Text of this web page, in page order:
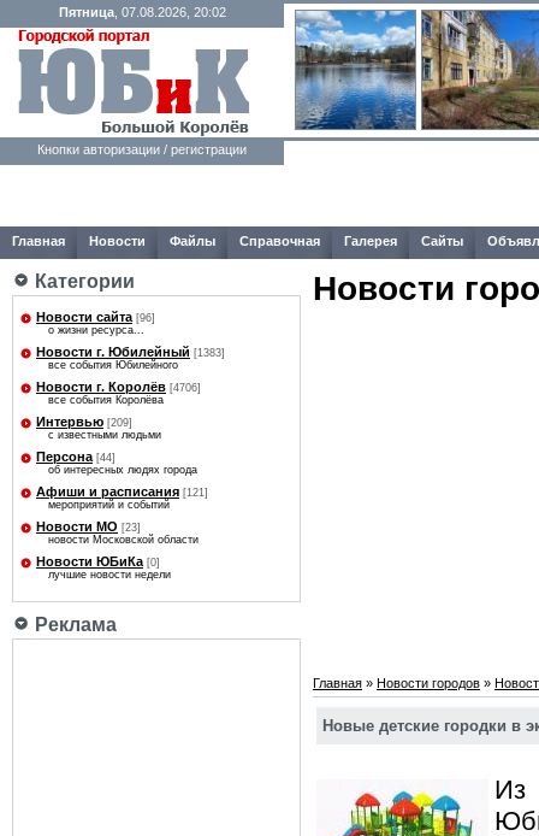
Пятница, 07.08.2026, 20:02
Кнопки авторизации / регистрации
Главная Новости Файлы Справочная Галерея Сайты
Категории
Новости сайта [96]
о жизни ресурса...
Новости г. Юбилейный [1383]
все события Юбилейного
Новости г. Королёв [4706]
все события Королёва
Интервью [209]
с известными людьми
Персона [44]
об интересных людях города
Афиши и расписания [121]
мероприятий и событий
Новости МО [23]
новости Московской области
Новости ЮБиКа [0]
лучшие новости недели
Реклама
Новости
Главная » Новости городов »
Новые детские городки в
Из